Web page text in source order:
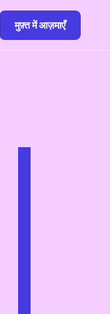
मुफ़्त में आज़माएँ